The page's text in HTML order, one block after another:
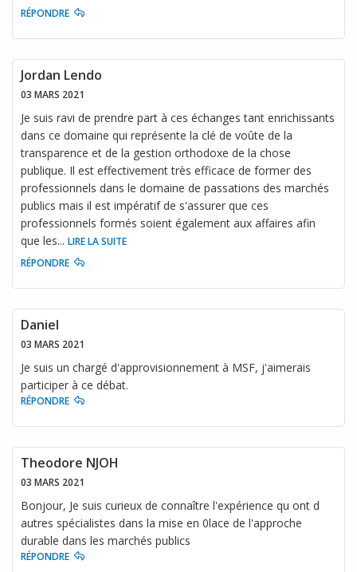
RÉPONDRE
Jordan Lendo
03 MARS 2021
Je suis ravi de prendre part à ces échanges tant enrichissants
dans ce domaine qui représente la clé de voûte de la
transparence et de la gestion orthodoxe de la chose
publique. Il est effectivement très efficace de former des
professionnels dans le domaine de passations des marchés
publics mais il est impératif de s'assurer que ces
professionnels formés soient également aux affaires afin
que les... LIRE LA SUITE
RÉPONDRE
Daniel
03 MARS 2021
Je suis un chargé d'approvisionnement à MSF, j'aimerais
participer à ce débat.
RÉPONDRE
Theodore NJOH
03 MARS 2021
Bonjour, Je suis curieux de connaître l'expérience qu ont d
autres spécialistes dans la mise en 0lace de l'approche
durable dans les marchés publics
RÉPONDRE